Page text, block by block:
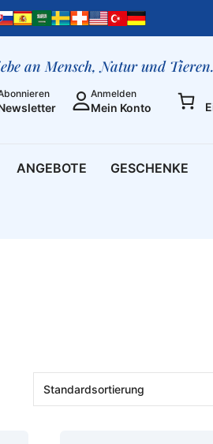
an Mensch, Natur und Tieren.
Anmelden
Mein Konto
ANGEBOTE GESCHENKE